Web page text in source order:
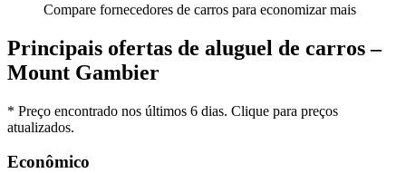
Compare fornecedores de carros para economizar mais
Principais ofertas de aluguel de carros –
Mount Gambier
* Preço encontrado nos últimos 6 dias. Clique para preços
atualizados.
Econômico